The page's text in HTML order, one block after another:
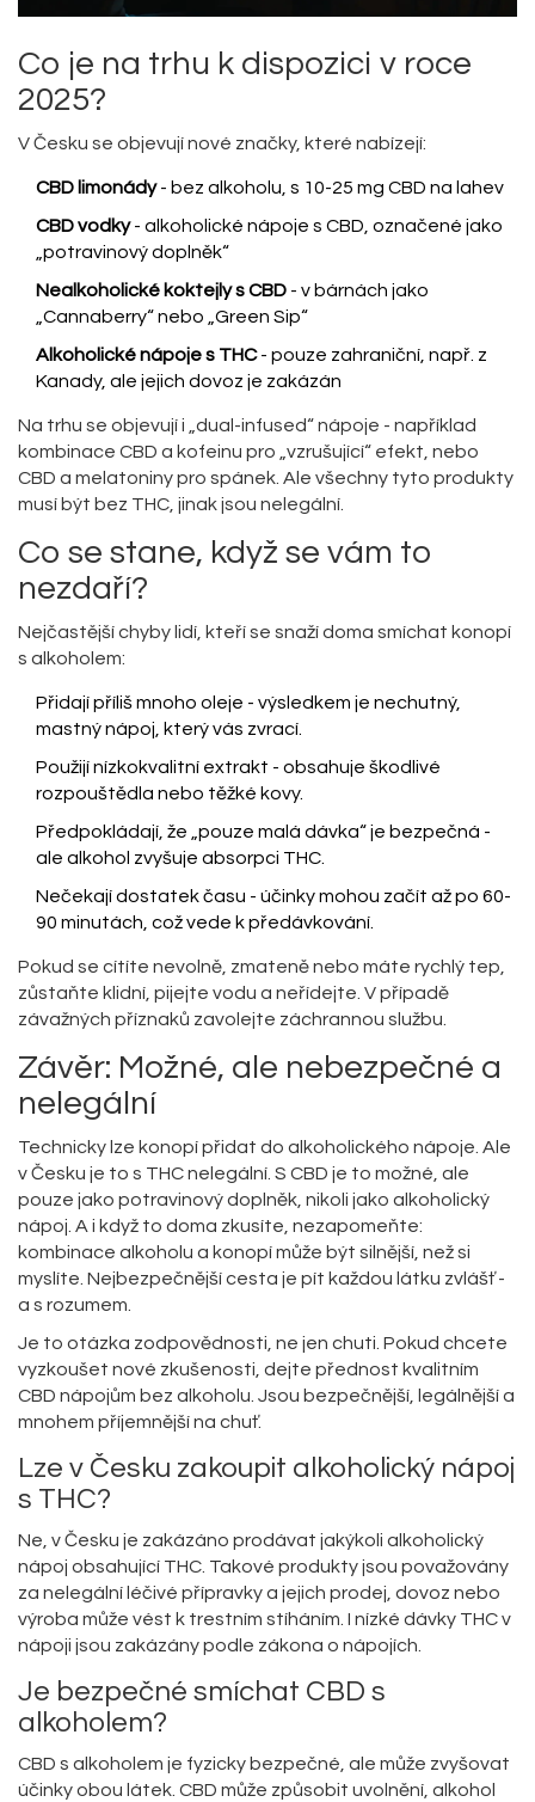
Co je na trhu k dispozici v roce
2025?
V Česku se objevují nové značky, které nabízejí:
CBD limonády- bez alkoholu, s 10-25 mg CBD na lahev
CBD vodky- alkoholické nápoje s CBD, označené jako
„potravinový doplněk“
Nealkoholické koktejly s CBD - v bárnách jako
„Cannaberry“ nebo „Green Sip“
Alkoholické nápoje s THC- pouze zahraniční, např. z
Kanady, ale jejich dovoz je zakázán
Na trhu se objevují i „dual-infused“ nápoje - například
kombinace CBD a kofeinu pro „vzrušující“ efekt, nebo
CBD a melatoniny pro spánek. Ale všechny tyto produkty
musí být bez THC, jinak jsou nelegální.
Co se stane, když se vám to
nezdaří?
Nejčastější chyby lidí, kteří se snaží doma smíchat konopí
s alkoholem:
Přidají příliš mnoho oleje - výsledkem je nechutný,
mastný nápoj, který vás zvrací.
Použijí nízkokvalitní extrakt - obsahuje škodlivé
rozpouštědla nebo těžké kovy.
Předpokládají, že „pouze malá dávka“ je bezpečná -
ale alkohol zvyšuje absorpci THC.
Nečekají dostatek času - účinky mohou začít až po 60-
90 minutách, což vede k předávkování.
Pokud se cítíte nevolně, zmateně nebo máte rychlý tep,
zůstaňte klidní, pijejte vodu a neřídejte. V případě
závažných příznaků zavolejte záchrannou službu.
Závěr: Možné, ale nebezpečné a
nelegální
Technicky lze konopí přidat do alkoholického nápoje. Ale
v Česku je to s THC nelegální. S CBD je to možné, ale
pouze jako potravinový doplněk, nikoli jako alkoholický
nápoj. A i když to doma zkusíte, nezapomeňte:
kombinace alkoholu a konopí může být silnější, než si
myslíte. Nejbezpečnější cesta je pít každou látku zvlášť -
a s rozumem.
Je to otázka zodpovědnosti, ne jen chuti. Pokud chcete
vyzkoušet nové zkušenosti, dejte přednost kvalitním
CBD nápojům bez alkoholu. Jsou bezpečnější, legálnější a
mnohem příjemnější na chuť.
Lze v Česku zakoupit alkoholický nápoj
s THC?
Ne, v Česku je zakázáno prodávat jakýkoli alkoholický
nápoj obsahující THC. Takové produkty jsou považovány
za nelegální léčivé přípravky a jejich prodej, dovoz nebo
výroba může vést k trestním stíháním. I nízké dávky THC v
nápoji jsou zakázány podle zákona o nápojích.
Je bezpečné smíchat CBD s
alkoholem?
CBD s alkoholem je fyzicky bezpečné, ale může zvyšovat
účinky obou látek. CBD může způsobit uvolnění, alkohol